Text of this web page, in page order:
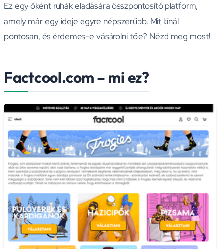
Ez egy őként ruhák eladására összpontosító platform,
amely már egy ideje egyre népszerűbb. Mit kínál
pontosan, és érdemes-e vásárolni tőle? Nézd meg most!
Factcool.com – mi ez?